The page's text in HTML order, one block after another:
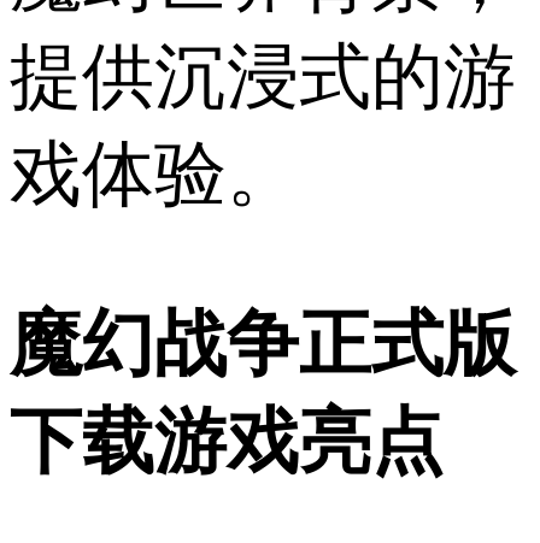
提供沉浸式的游
戏体验。
魔幻战争正式版
下载游戏亮点